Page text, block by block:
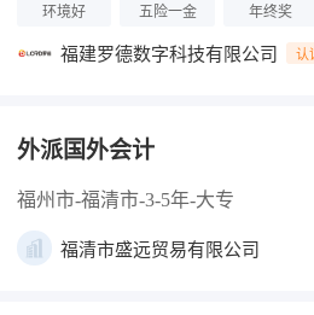
环境好 五险一金 年终奖
福建罗德数字科技有限公司 认
外派国外会计
福州市-福清市-3-5年-大专
福清市盛远贸易有限公司